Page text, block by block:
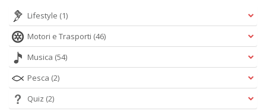
Lifestyle (1)
Motori e Trasporti (46)
Musica (54)
Pesca (2)
Quiz (2)